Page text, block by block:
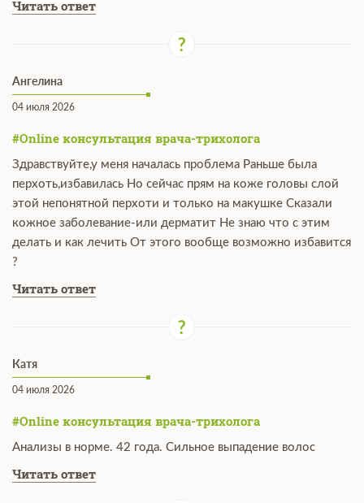
Читать ответ
Ангелина
04 июля 2026
#Online консультация врача-трихолога
Здравствуйте,у меня началась проблема Раньше была
перхоть,избавилась Но сейчас прям на коже головы слой
этой непонятной перхоти и только на макушке Сказали
кожное заболевание-или дерматит Не знаю что с этим
делать и как лечить От этого вообще возможно избавится
?
Читать ответ
Катя
04 июля 2026
#Online консультация врача-трихолога
Анализы в норме. 42 года. Сильное выпадение волос
Читать ответ